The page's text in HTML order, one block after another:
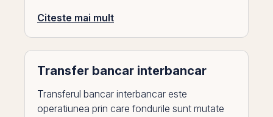
Citeste mai mult
Transfer bancar interbancar
Transferul bancar interbancar este
operatiunea prin care fondurile sunt mutate